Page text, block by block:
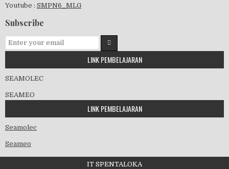
GSF 2019
Pembagian Ijazah 2020
Workshop Penjaminan Mutu 2020
Youtube : SMPN6_MLG
Subscribe
LINK PEMBELAJARAN
SEAMOLEC
SEAMEO
LINK PEMBELAJARAN
Seamolec
Seameo
IT SPENTALOKA